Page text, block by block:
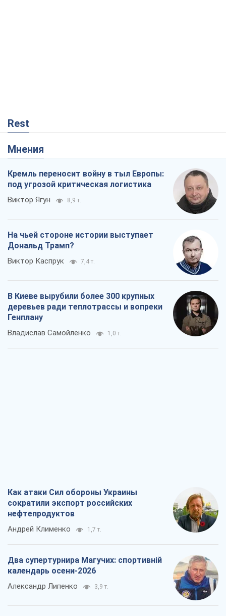
Rest
Мнения
Кремль переносит войну в тыл Европы:
под угрозой критическая логистика
Виктор Ягун 8,9 т.
На чьей стороне истории выступает
Дональд Трамп?
Виктор Каспрук 7,4 т.
В Киеве вырубили более 300 крупных
деревьев ради теплотрассы и вопреки
Генплану
Владислав Самойленко 1,0 т.
Как атаки Сил обороны Украины
сократили экспорт российских
нефтепродуктов
Андрей Клименко 1,7 т.
Два супертурнира Магучих: спортивній
календарь осени-2026
Александр Липенко 3,9 т.